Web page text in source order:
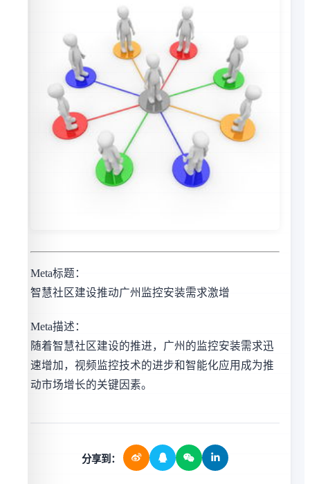
Meta标题：
智慧社区建设推动广州监控安装需求激增
Meta描述：
随着智慧社区建设的推进，广州的监控安装需求迅
速增加，视频监控技术的进步和智能化应用成为推
动市场增长的关键因素。
分享到：